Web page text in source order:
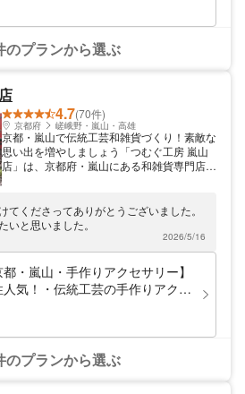
のプランから選ぶ
4.7(70件)
京都府 嵯峨野・嵐山・高雄
京都・嵐山で伝統工芸和雑貨づくり！素敵な
思い出を増やしましょう「つむぐ工房 嵐山
店」は、京都府・嵐山にある和雑貨専門店で
りある商品を多く取り揃えています。旅の素
敵な記念になるよう、起き上がり小法師やア
クセサリーの手作り体験を開催中。京都らし
い思い出やお土産を、ぜひ形に残してくださ
い。
てくださってありがとうございました。
いと思いました。
2026/5/16
都・嵐山・手作りアクセサリー】
人気！・伝統工芸の手作りアクセ
のプランから選ぶ